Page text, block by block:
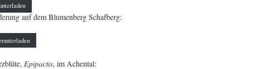
auf dem Blumenberg Schafberg:
Epipactis, im Achental: